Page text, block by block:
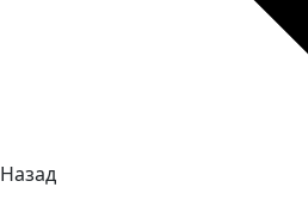
Назад